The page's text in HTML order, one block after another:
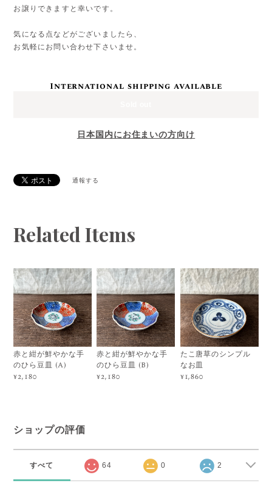
お譲りできますと幸いです。
気になる点などがございましたら、
お気軽にお問い合わせ下さいませ。
International shipping available
日本国内にお住まいの方向け
通報する
Related Items
赤と紺が鮮やかな手
のひら豆皿 (A)
¥2,180
赤と紺が鮮やかな手
のひら豆皿 (B)
¥2,180
たこ唐草のシンプル
なお皿
¥1,860
ショップの評価
すべて 64 0 2